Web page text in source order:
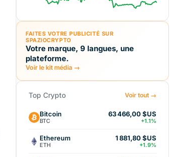
FAITES VOTRE PUBLICITÉ SUR
SPAZIOCRYPTO
Votre marque, 9 langues, une
plateforme.
Voir le kit média →
Top Crypto Voir tout →
Bitcoin
BTC
63 466,00 $US
+1.1%
Ethereum
ETH
1 881,80 $US
+1.9%